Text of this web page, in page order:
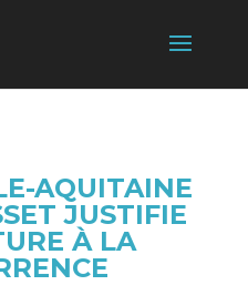
AQUITAINE
JUSTIFIE
À LA